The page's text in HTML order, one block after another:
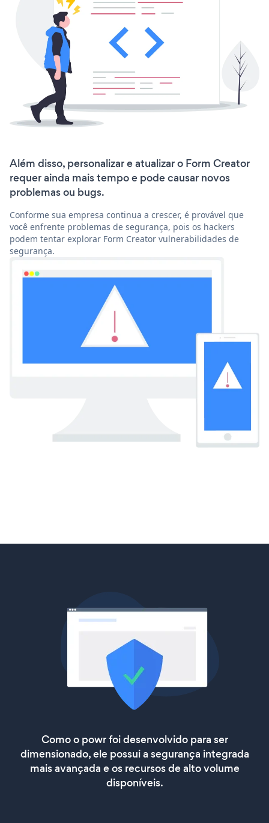
Além disso, personalizar e atualizar o Form Creator
requer ainda mais tempo e pode causar novos
problemas ou bugs.
Conforme sua empresa continua a crescer, é provável que
você enfrente problemas de segurança, pois os hackers
podem tentar explorar Form Creator vulnerabilidades de
segurança.
Como o powr foi desenvolvido para ser
dimensionado, ele possui a segurança integrada
mais avançada e os recursos de alto volume
disponíveis.